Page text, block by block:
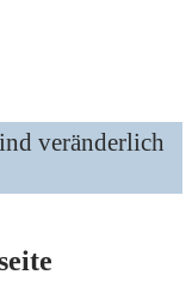
veränderlich